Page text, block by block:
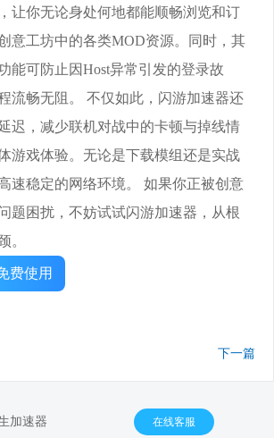
让你无论身处何地都能顺畅浏览和订
意工坊中的各类MOD资源。同时，其
能可防止因Host异常引发的登录故
流畅无阻。 不仅如此，闪游加速器还
迟，减少联机对战中的卡顿与掉线情
游戏体验。无论是下载模组还是实战
速稳定的网络环境。 如果你正被创意
题困扰，不妨试试闪游加速器，从根
。
费使用
下一篇
加速器 在线客服